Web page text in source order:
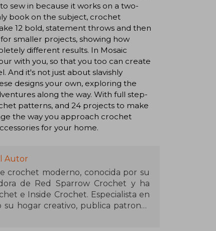
sew in because it works on a two-
book on the subject, crochet
12 bold, statement throws and then
smaller projects, showing how
different results. In Mosaic
with you, so that you too can create
And it's not just about slavishly
designs your own, exploring the
along the way. With full step-
patterns, and 24 projects to make
the way you approach crochet
for your home.
Autor
crochet moderno, conocida por su
de Red Sparrow Crochet y ha
e Inside Crochet. Especialista en
hogar creativo, publica patrones
Vive en Suffolk, Inglaterra,